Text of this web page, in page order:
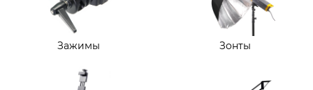
Зажимы Зонты